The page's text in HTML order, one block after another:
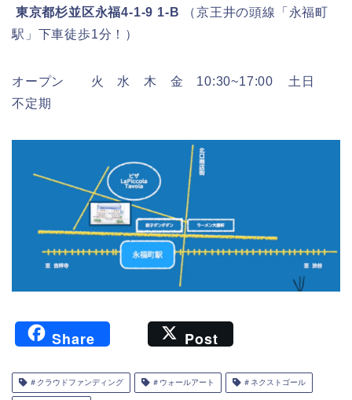
東京都杉並区永福4-1-9 1-B （京王井の頭線「永福町
駅」下車徒歩1分！）
オープン 火 水 木 金 10:30~17:00 土日
不定期
Share
F
c
Post
e
＃クラウドファンディング ＃ウォールアート ＃ネクストゴール